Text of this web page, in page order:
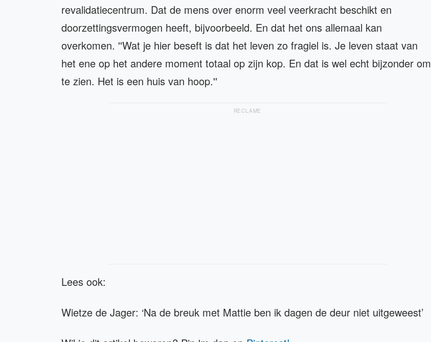
revalidatiecentrum. Dat de mens over enorm veel veerkracht beschikt en
doorzettingsvermogen heeft, bijvoorbeeld. En dat het ons allemaal kan
overkomen. ''Wat je hier beseft is dat het leven zo fragiel is. Je leven staat van
het ene op het andere moment totaal op zijn kop. En dat is wel echt bijzonder om
te zien. Het is een huis van hoop.''
RECLAME
Lees ook:
Wietze de Jager: ‘Na de breuk met Mattie ben ik dagen de deur niet uitgeweest’